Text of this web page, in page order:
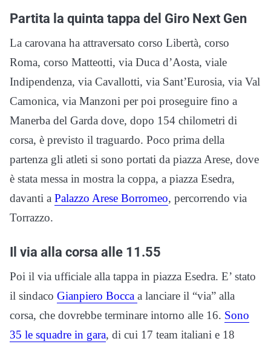
Partita la quinta tappa del Giro Next Gen
La carovana ha attraversato corso Libertà, corso
Roma, corso Matteotti, via Duca d’Aosta, viale
Indipendenza, via Cavallotti, via Sant’Eurosia, via Val
Camonica, via Manzoni per poi proseguire fino a
Manerba del Garda dove, dopo 154 chilometri di
corsa, è previsto il traguardo. Poco prima della
partenza gli atleti si sono portati da piazza Arese, dove
è stata messa in mostra la coppa, a piazza Esedra,
davanti a Palazzo Arese Borromeo, percorrendo via
Torrazzo.
Il via alla corsa alle 11.55
Poi il via ufficiale alla tappa in piazza Esedra. E’ stato
il sindaco Gianpiero Bocca a lanciare il “via” alla
corsa, che dovrebbe terminare intorno alle 16. Sono
35 le squadre in gara, di cui 17 team italiani e 18